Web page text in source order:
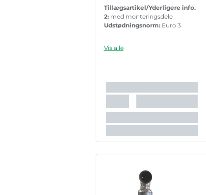
Tillægsartikel/Yderligere info.
2:med monteringsdele
Udstødningsnorm:Euro 3
Vis alle